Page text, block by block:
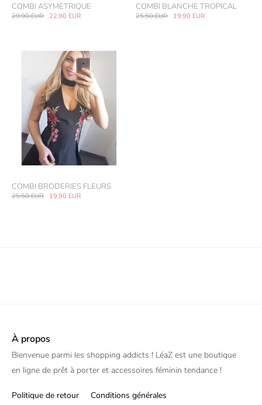
COMBI ASYMETRIQUE
29.90EUR 22.90 EUR
COMBI BLANCHE TROPICAL
25.50EUR 19.90 EUR
COMBI BRODERIES FLEURS
25.50EUR 19.90 EUR
À propos
Bienvenue parmi les shopping addicts ! LéaZ est une boutique
en ligne de prêt à porter et accessoires féminin tendance !
Politique de retour Conditions générales